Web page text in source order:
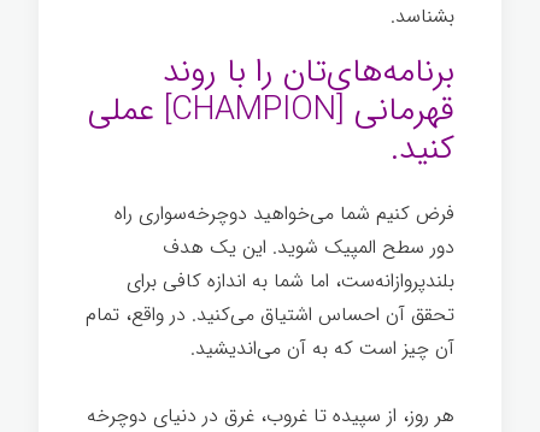
بشناسد.
برنامه‌های‌تان را با روند
قهرمانی [CHAMPION] عملی
کنيد.
فرض کنیم شما می‌خواهید دوچرخه‌سواری راه
دور سطح المپیک شوید. این یک هدف
بلندپروازانه‌ست، اما شما به اندازه کافی برای
تحقق آن احساس اشتیاق می‌کنید. در واقع، تمام
آن چیز است که به آن می‌اندیشید.
هر روز، از سپیده تا غروب، غرق در دنیای دوچرخه